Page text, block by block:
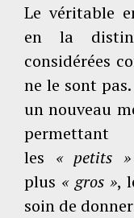
Le véritable
en la
considérées
ne le sont
un nouveau
les « petits »
plus « gros »,
soin de